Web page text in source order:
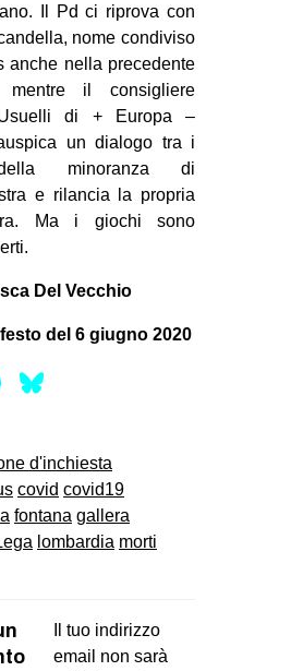
SEARCH
Il Pd ci riprova con
nome condiviso
anche nella precedente
mentre il consigliere
di + Europa –
un dialogo tra i
minoranza di
e rilancia la propria
Ma i giochi sono
Del Vecchio
del 6 giugno 2020
Facebook
d'inchiesta
covid covid19
fontana gallera
lombardia morti
Il tuo indirizzo
email non sarà